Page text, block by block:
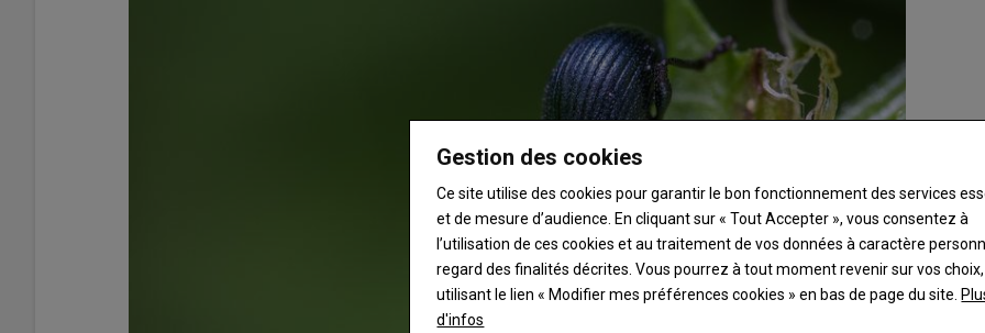
Gestion des cookies
Ce site utilise des cookies pour garantir le bon fonctionnement des services
et de mesure d’audience. En cliquant sur « Tout Accepter », vous consentez à
l’utilisation de ces cookies et au traitement de vos données à caractère
regard des finalités décrites. Vous pourrez à tout moment revenir sur vos
utilisant le lien « Modifier mes préférences cookies » en bas de page du site.
d'infos